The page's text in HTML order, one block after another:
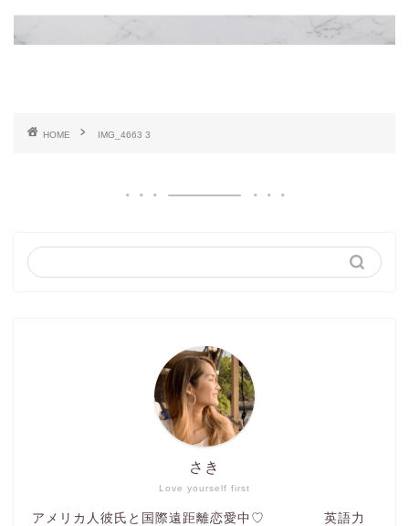
HOME IMG_4663 3
Love yourself first
さき
アメリカ人彼氏と国際遠距離恋愛中♡ 英語力